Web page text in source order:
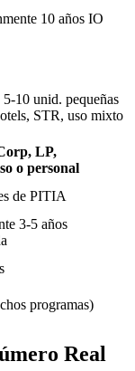
10 años IO
10 unid. pequeñas
STR, uso mixto
LP,
o personal
de PITIA
3-5 años
programas)
Real